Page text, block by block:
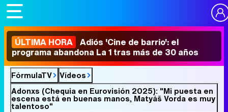
ÚLTIMA HORA Adiós 'Cine de barrio': el
programa abandona La 1 tras más de 30 años
FórmulaTV
Vídeos
Adonxs (Chequia en Eurovisión 2025): "Mi puesta en
escena está en buenas manos, Matyáš Vorda es muy
talentoso"